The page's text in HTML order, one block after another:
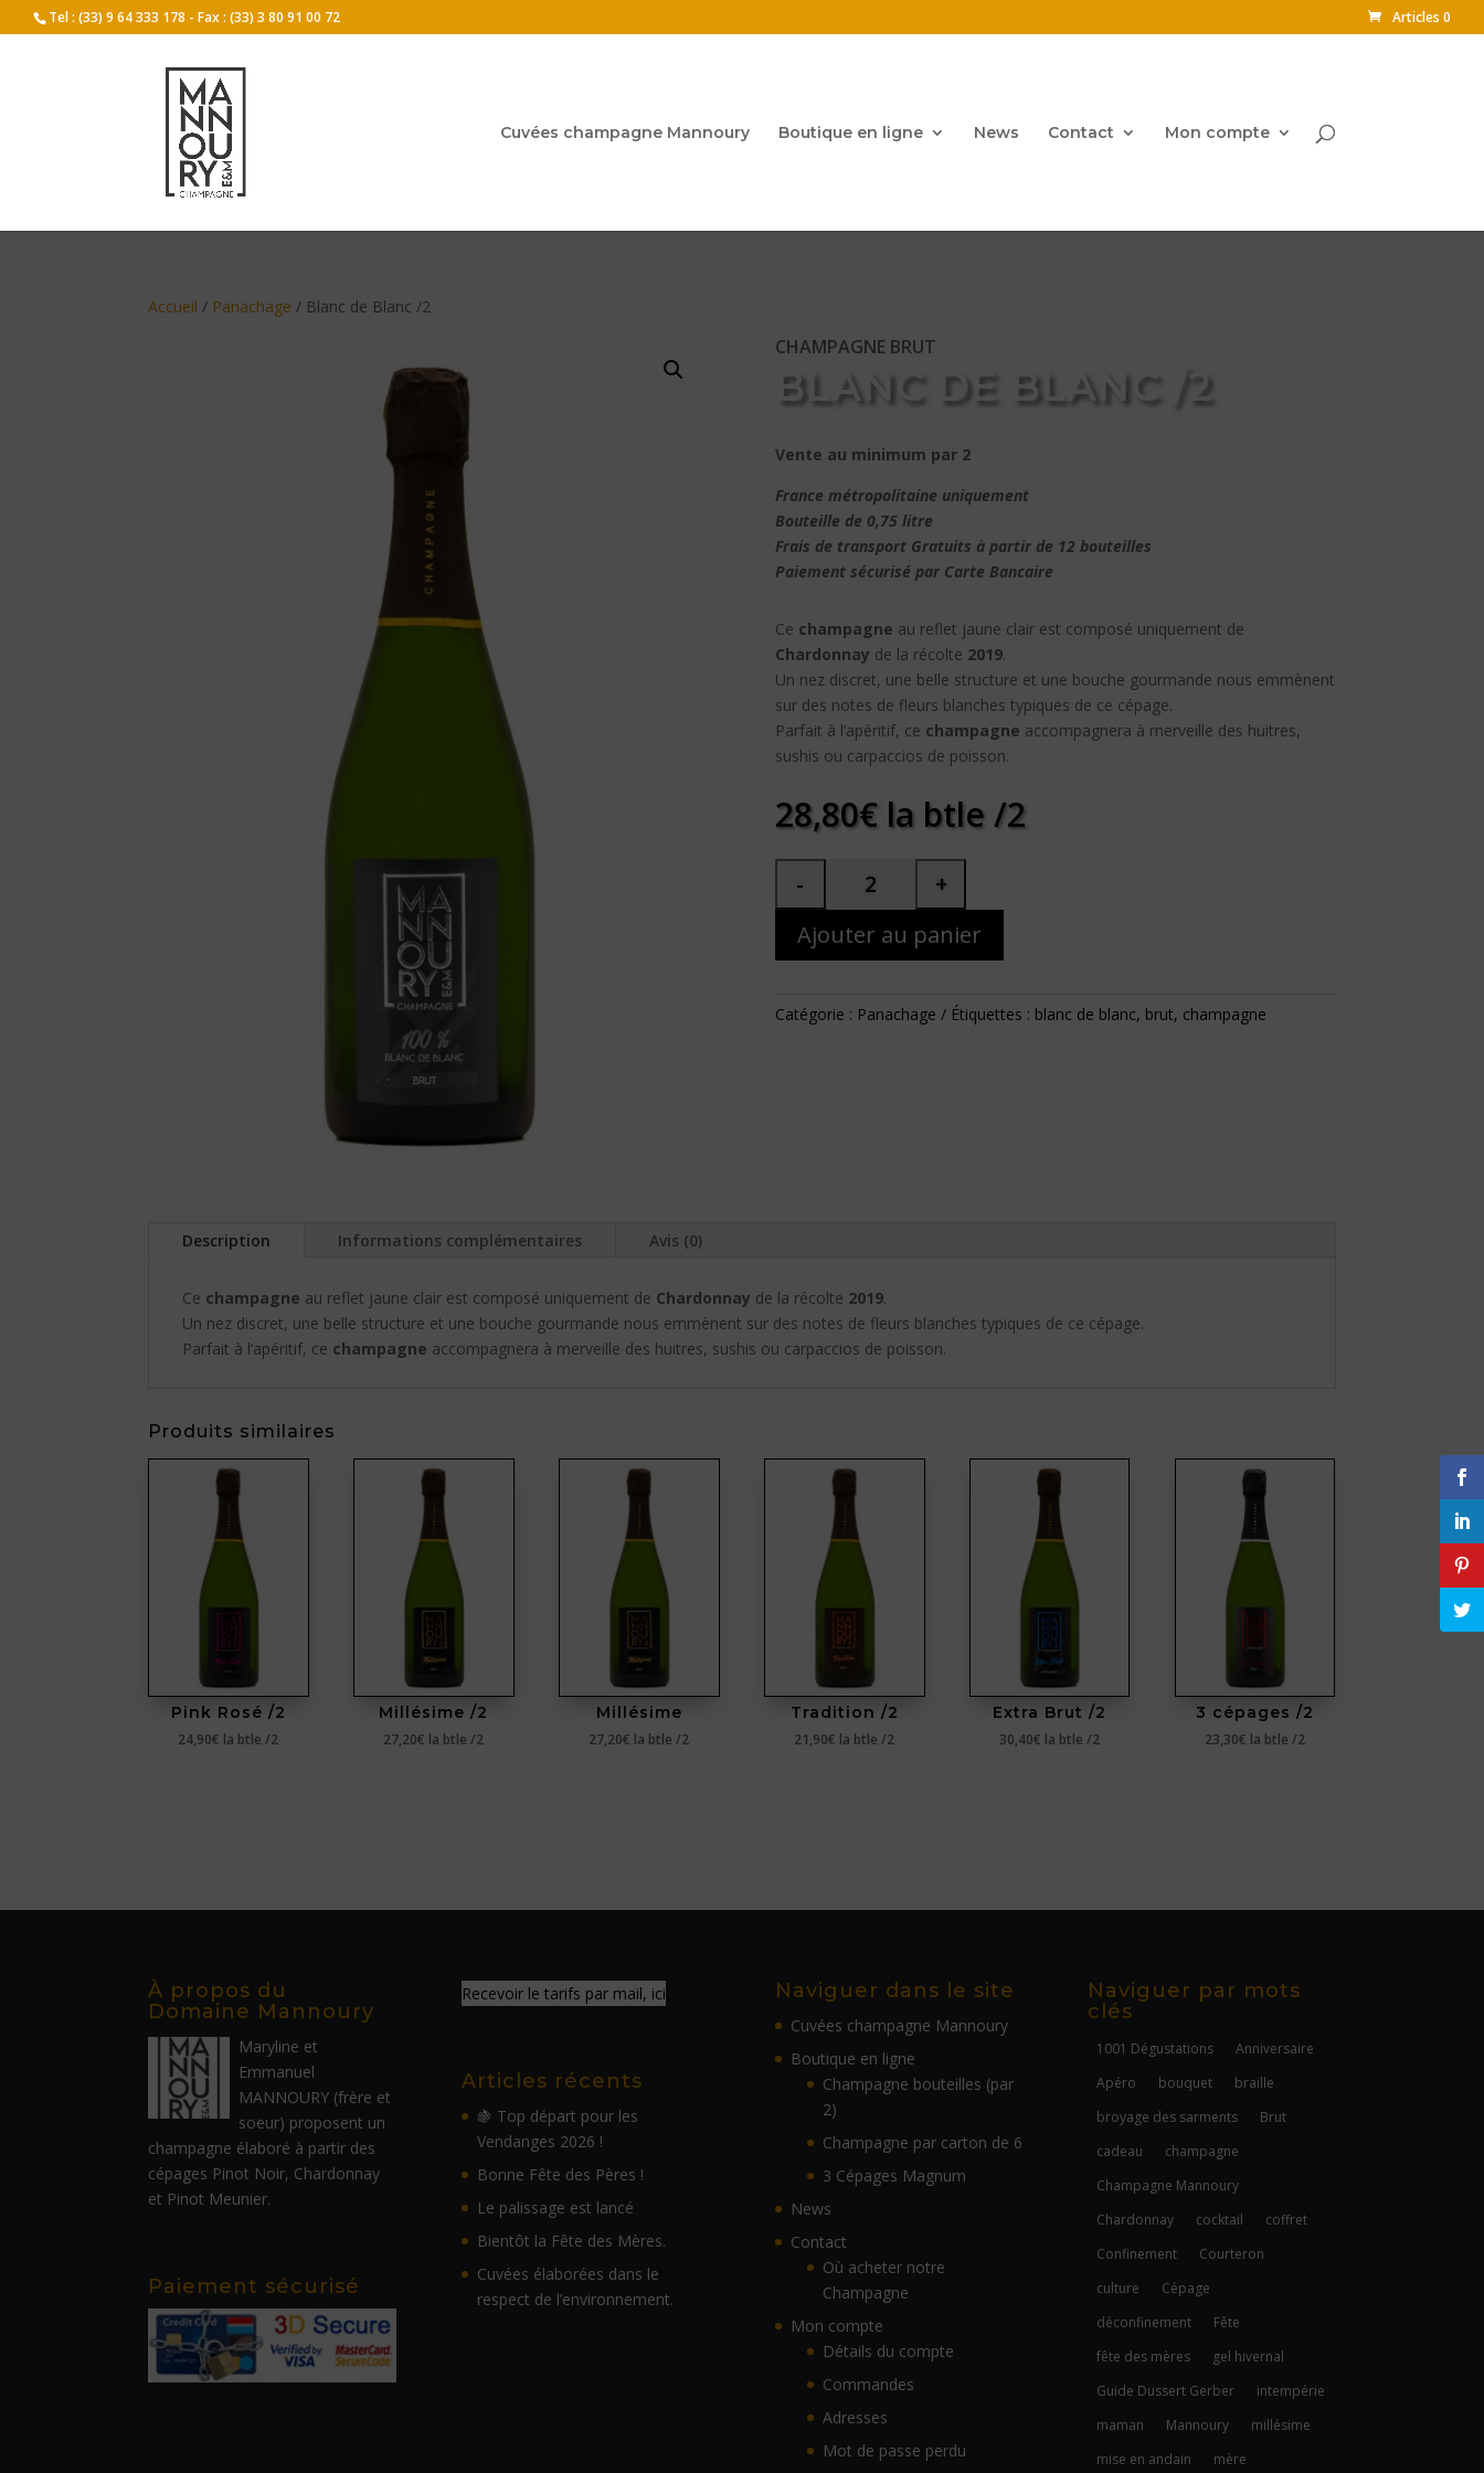
Tel : (33) 9 64 333 178 - Fax : (33) 3 80 91 00 72 Articles 0
Cuvées champagne Mannoury Boutique en ligne News Contact Mon compte
Accueil / Panachage / Blanc de Blanc /2
CHAMPAGNE BRUT
BLANC DE BLANC /2
Vente au minimum par 2
France métropolitaine uniquement
Bouteille de 0,75 litre
Frais de transport Gratuits à partir de 12 bouteilles
Paiement sécurisé par Carte Bancaire
Ce champagne au reflet jaune clair est composé uniquement de
Chardonnay de la récolte 2019.
Un nez discret, une belle structure et une bouche gourmande nous emmènent
sur des notes de fleurs blanches typiques de ce cépage.
Parfait à l’apéritif, ce champagne accompagnera à merveille des huitres,
sushis ou carpaccios de poisson.
28,80€ la btle /2
Ajouter au panier
Catégorie : Panachage Étiquettes : blanc de blanc, brut, champagne
Description Informations complémentaires Avis (0)
Ce champagne au reflet jaune clair est composé uniquement de Chardonnay de la récolte 2019.
Un nez discret, une belle structure et une bouche gourmande nous emmènent sur des notes de fleurs blanches typiques de ce cépage.
Parfait à l’apéritif, ce champagne accompagnera à merveille des huitres, sushis ou carpaccios de poisson.
Produits similaires
Pink Rosé /2
24,90€ la btle /2
Millésime /2
27,20€ la btle /2
Millésime
27,20€ la btle /2
Tradition /2
21,90€ la btle /2
Extra Brut /2
30,40€ la btle /2
3 cépages /2
23,30€ la btle /2
À propos du
Domaine Mannoury
Maryline et
Emmanuel
MANNOURY (frère et
soeur) proposent un
champagne élaboré à partir des
cépages Pinot Noir, Chardonnay
et Pinot Meunier.
Paiement sécurisé
Recevoir le tarifs par mail, ici
Articles récents
🍇 Top départ pour les
Vendanges 2026 !
Bonne Fête des Pères !
Le palissage est lancé
Bientôt la Fête des Mères.
Cuvées élaborées dans le
respect de l’environnement.
Naviguer dans le site
Cuvées champagne Mannoury
Boutique en ligne
Champagne bouteilles (par
2)
Champagne par carton de 6
3 Cépages Magnum
News
Contact
Où acheter notre
Champagne
Mon compte
Détails du compte
Commandes
Adresses
Mot de passe perdu
Naviguer par mots
clés
1001 Dégustations
Anniversaire
Apéro
bouquet
braille
broyage des sarments
Brut
cadeau
champagne
Champagne Mannoury
Chardonnay
cocktail
coffret
Confinement
Courteron
culture
Cépage
déconfinement
Fête
fête des mères
gel hivernal
Guide Dussert Gerber
intempérie
maman
Mannoury
millésime
mise en andain
mère